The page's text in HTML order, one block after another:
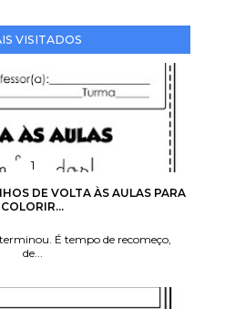
VISITADOS
DE VOLTA ÀS AULAS PARA
COLORIR...
É tempo de recomeço,
de...